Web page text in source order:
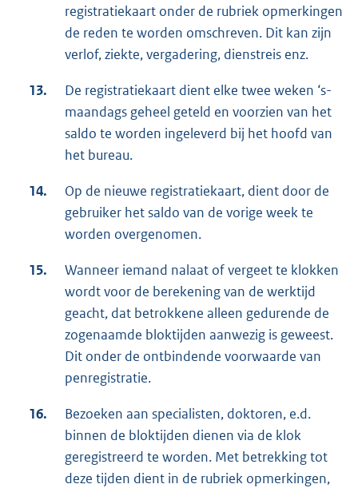
registratiekaart onder de rubriek opmerkingen
de reden te worden omschreven. Dit kan zijn
verlof, ziekte, vergadering, dienstreis enz.
13.
De registratiekaart dient elke twee weken ‘s-
maandags geheel geteld en voorzien van het
saldo te worden ingeleverd bij het hoofd van
het bureau.
14.
Op de nieuwe registratiekaart, dient door de
gebruiker het saldo van de vorige week te
worden overgenomen.
15.
Wanneer iemand nalaat of vergeet te klokken
wordt voor de berekening van de werktijd
geacht, dat betrokkene alleen gedurende de
zogenaamde bloktijden aanwezig is geweest.
Dit onder de ontbindende voorwaarde van
penregistratie.
16.
Bezoeken aan specialisten, doktoren, e.d.
binnen de bloktijden dienen via de klok
geregistreerd te worden. Met betrekking tot
deze tijden dient in de rubriek opmerkingen,